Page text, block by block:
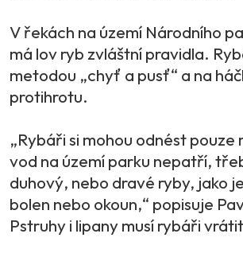
V řekách na území Národního
má lov ryb zvláštní pravidla.
metodou „chyť a pusť“ a na
protihrotu.
„Rybáři si mohou odnést pouze
vod na území parku nepatří,
duhový, nebo dravé ryby, jako
bolen nebo okoun,“ popisuje
Pstruhy i lipany musí rybáři